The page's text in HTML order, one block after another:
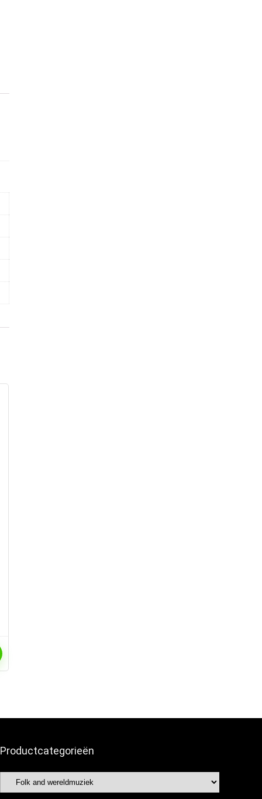
Productcategorieën